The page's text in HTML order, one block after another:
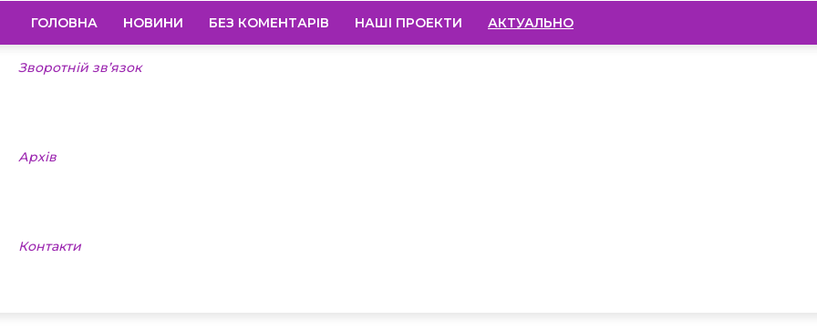
ГОЛОВНА НОВИНИ БЕЗ КОМЕНТАРІВ НАШІ ПРОЕКТИ АКТУАЛЬНО
Зворотній зв’язок
Архів
Контакти